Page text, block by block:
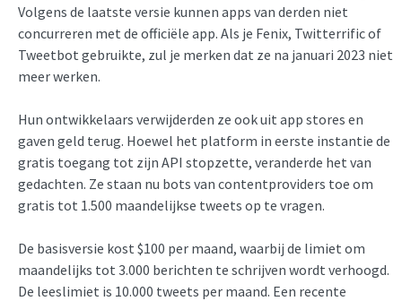
Volgens de laatste versie kunnen apps van derden niet
concurreren met de officiële app. Als je Fenix, Twitterrific of
Tweetbot gebruikte, zul je merken dat ze na januari 2023 niet
meer werken.
Hun ontwikkelaars verwijderden ze ook uit app stores en
gaven geld terug. Hoewel het platform in eerste instantie de
gratis toegang tot zijn API stopzette, veranderde het van
gedachten. Ze staan nu bots van contentproviders toe om
gratis tot 1.500 maandelijkse tweets op te vragen.
De basisversie kost $100 per maand, waarbij de limiet om
maandelijks tot 3.000 berichten te schrijven wordt verhoogd.
De leeslimiet is 10.000 tweets per maand. Een recente